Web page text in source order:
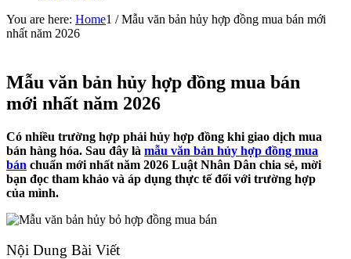
You are here: Home1 / Mẫu văn bản hủy hợp đồng mua bán mới
nhất năm 2026
Mẫu văn bản hủy hợp đồng mua bán
mới nhất năm 2026
Có nhiều trường hợp phải hủy hợp đồng khi giao dịch mua
bán hàng hóa. Sau đây là mẫu văn bản hủy hợp đồng mua
bán chuẩn mới nhất năm 2026 Luật Nhân Dân chia sẻ, mời
bạn đọc tham khảo và áp dụng thực tế đối với trường hợp
của mình.
Nội Dung Bài Viết